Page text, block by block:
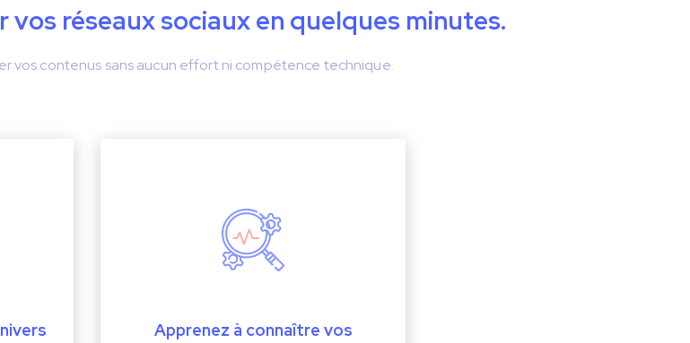
réseaux sociaux en quelques minutes.
vos contenus sans aucun effort ni compétence technique.
Apprenez à connaître vos